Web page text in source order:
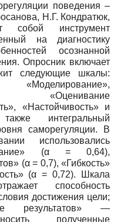
поведения –
Н.Г. Кондратюк,
собой инструмент
на диагностику
осознанной
Опросник включает
следующие шкалы:
«Оценивание
«Настойчивость» и
интегральный
саморегуляции. В
использовались
(α = 0,64),
(α = 0,7), «Гибкость»
(α = 0,72). Шкала
способность
достижения цели;
результатов» —
полученные